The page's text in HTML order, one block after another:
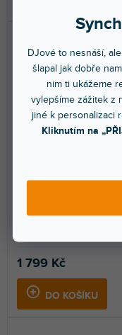
DJové to nesnáší,
šlapal jak dobře
nim ti ukážeme
vylepšíme zážitek z
jiné k personalizaci
Kliknutím na
Skin XDJ-R1 FULL
1 799 Kč
DO KOŠÍKU
Nalepovací skin pro Pioneer
XDJ-R1. Ochrání váš